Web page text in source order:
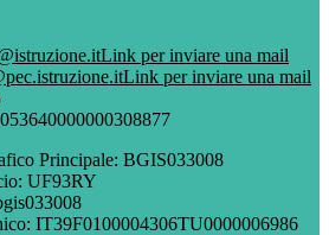
Link per inviare una mail
Link per inviare una mail
Principale: BGIS033008
UF93RY
IT39F0100004306TU0000006986